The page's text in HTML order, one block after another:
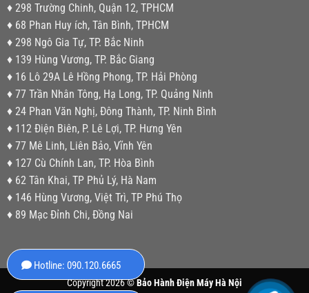
♦ 298 Trường Chinh, Quận 12, TPHCM
♦ 68 Phan Huy ích, Tân Bình, TPHCM
♦ 298 Ngô Gia Tự, TP. Bắc Ninh
♦ 139 Hùng Vương, TP. Bắc Giang
♦ 16 Lô 29A Lê Hồng Phong, TP. Hải Phòng
♦ 77 Trần Nhân Tông, Hạ Long, TP. Quảng Ninh
♦ 24 Phan Văn Nghị, Đông Thành, TP. Ninh Bình
♦ 112 Điện Biên, P. Lê Lợi, TP. Hưng Yên
♦ 77 Mê Linh, Liên Bảo, Vĩnh Yên
♦ 127 Cù Chính Lan, TP. Hòa Bình
♦ 62 Tân Khai, TP Phủ Lý, Hà Nam
♦ 146 Hùng Vương, Việt Trì, TP Phú Thọ
♦ 89 Mạc Đỉnh Chi, Đồng Nai
Copyright 2026 ©Bảo Hành Điện Máy Hà Nội
Hotline: 090.120.6665